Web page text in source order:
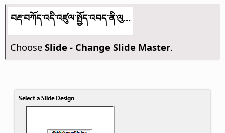
བརྡ་བཀོད་འདི་འཛུལ་སྤྱོད་འབད་ནི་ལུ...
Choose Slide - Change Slide Master.